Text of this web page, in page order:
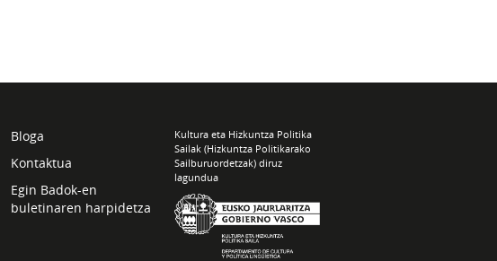
Bloga
Kontaktua
Egin Badok-en
buletinaren harpidetza
Kultura eta Hizkuntza Politika
Sailak (Hizkuntza Politikarako
Sailburuordetzak) diruz
lagundua